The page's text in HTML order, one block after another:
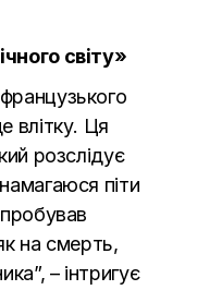
світу»
влітку. Ця
розслідує
піти
на смерть,
– інтригує